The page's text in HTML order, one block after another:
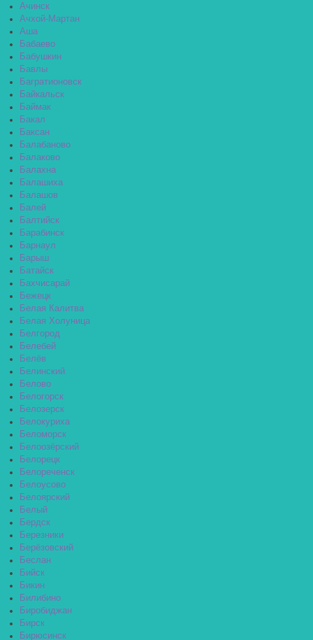
Ачинск
Ачхой-Мартан
Аша
Бабаево
Бабушкин
Бавлы
Багратионовск
Байкальск
Баймак
Бакал
Баксан
Балабаново
Балаково
Балахна
Балашиха
Балашов
Балей
Балтийск
Барабинск
Барнаул
Барыш
Батайск
Бахчисарай
Бежецк
Белая Калитва
Белая Холуница
Белгород
Белебей
Белёв
Белинский
Белово
Белогорск
Белозерск
Белокуриха
Беломорск
Белоозёрский
Белорецк
Белореченск
Белоусово
Белоярский
Белый
Бердск
Березники
Берёзовский
Беслан
Бийск
Бикин
Билибино
Биробиджан
Бирск
Бирюсинск